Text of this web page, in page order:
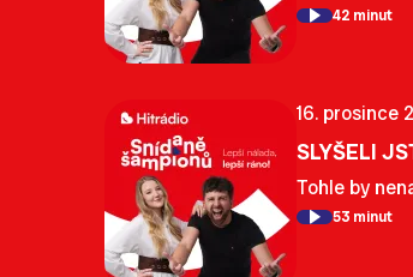
42 minut
16. prosince
SLYŠELI
Tohle by
53 minut